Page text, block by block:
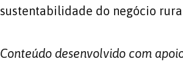
sustentabilidade do negócio
Conteúdo desenvolvido com